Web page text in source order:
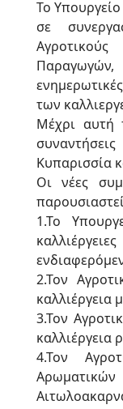
Το
σε
των
Μέχρι αυτή
Κυπαρισσία
Οι νέες
1.Το
2.Τον
καλλιέργεια
3.Τον
καλλιέργεια
4.Τον